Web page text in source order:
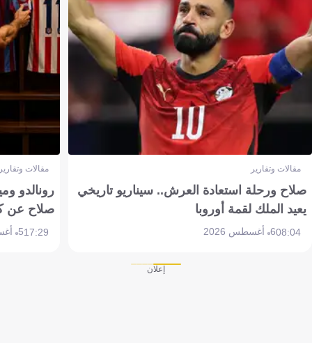
مقالات وتقارير
صلاح ورحلة استعادة العرش.. سيناريو تاريخي
يعيد الملك لقمة أوروبا
08:046 أغسطس 2026
مقالات
رونالدو
صلاح عن
17:295 أغسطس 2026
إعلان